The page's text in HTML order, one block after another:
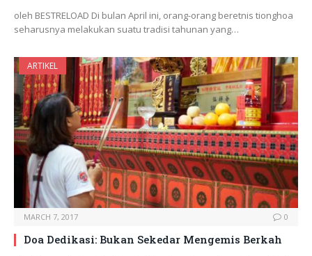
oleh BESTRELOAD Di bulan April ini, orang-orang beretnis tionghoa
seharusnya melakukan suatu tradisi tahunan yang…
ARTIKEL
MARCH 7, 2017 0
Doa Dedikasi: Bukan Sekedar Mengemis Berkah